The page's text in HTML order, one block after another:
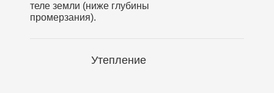
теле земли (ниже глубины
промерзания).
Утепление